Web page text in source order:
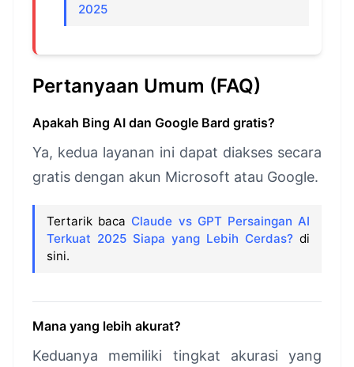
2025
Pertanyaan Umum (FAQ)
Apakah Bing AI dan Google Bard gratis?
Ya, kedua layanan ini dapat diakses secara
gratis dengan akun Microsoft atau Google.
Tertarik baca Claude vs GPT Persaingan AI
Terkuat 2025 Siapa yang Lebih Cerdas? di
sini.
Mana yang lebih akurat?
Keduanya memiliki tingkat akurasi yang